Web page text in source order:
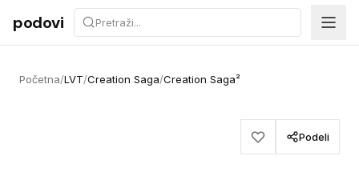
Preskoči na sadržaj
podovi
Početna/LVT/Creation Saga/Creation Saga²
Podeli